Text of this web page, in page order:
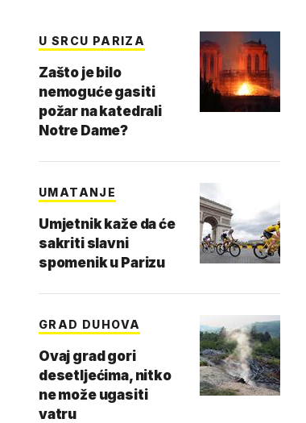
U SRCU PARIZA
Zašto je bilo
nemoguće gasiti
požar na katedrali
Notre Dame?
UMATANJE
Umjetnik kaže da će
sakriti slavni
spomenik u Parizu
GRAD DUHOVA
Ovaj grad gori
desetljećima, nitko
ne može ugasiti
vatru